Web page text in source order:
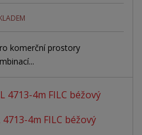
komerční prostory
4m FILC béžový